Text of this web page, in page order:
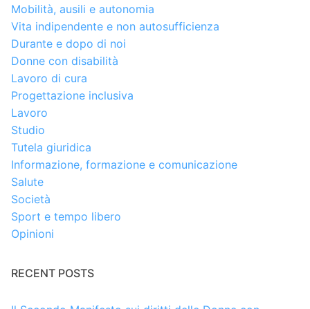
Mobilità, ausili e autonomia
Vita indipendente e non autosufficienza
Durante e dopo di noi
Donne con disabilità
Lavoro di cura
Progettazione inclusiva
Lavoro
Studio
Tutela giuridica
Informazione, formazione e comunicazione
Salute
Società
Sport e tempo libero
Opinioni
RECENT POSTS